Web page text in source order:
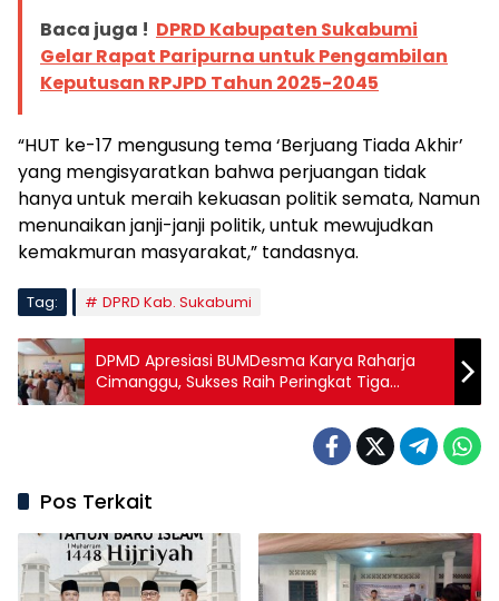
Baca juga ! DPRD Kabupaten Sukabumi
Gelar Rapat Paripurna untuk Pengambilan
Keputusan RPJPD Tahun 2025-2045
“HUT ke-17 mengusung tema ‘Berjuang Tiada Akhir’
yang mengisyaratkan bahwa perjuangan tidak
hanya untuk meraih kekuasan politik semata, Namun
menunaikan janji-janji politik, untuk mewujudkan
kemakmuran masyarakat,” tandasnya.
Tag: DPRD Kab. Sukabumi
DPMD Apresiasi BUMDesma Karya Raharja
Cimanggu, Sukses Raih Peringkat Tiga
Kabupaten
Pos Terkait